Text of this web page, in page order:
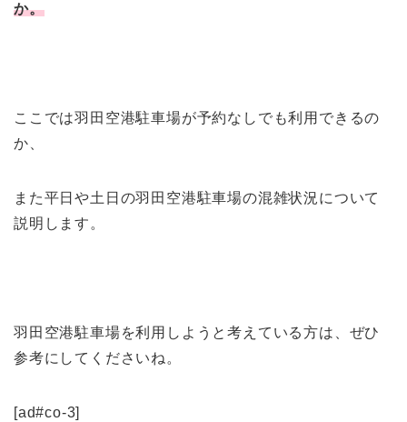
か。
ここでは羽田空港駐車場が予約なしでも利用できるの
か、
また平日や土日の羽田空港駐車場の混雑状況について
説明します。
羽田空港駐車場を利用しようと考えている方は、ぜひ
参考にしてくださいね。
[ad#co-3]